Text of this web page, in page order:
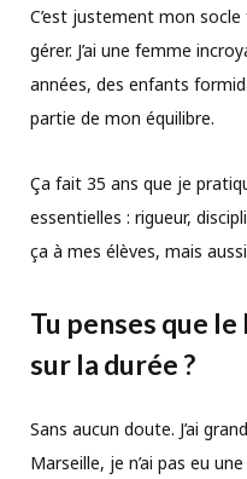
C’est justement mon
gérer. J’ai une femme
années, des enfants
partie de mon équilibre.
Ça fait 35 ans que je
essentielles : rigueur,
ça à mes élèves, mais
Tu penses que
sur la durée ?
Sans aucun doute. J’ai
Marseille, je n’ai pas eu